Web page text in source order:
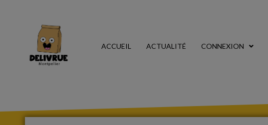
ACCUEIL ACTUALITÉ CONNEXION